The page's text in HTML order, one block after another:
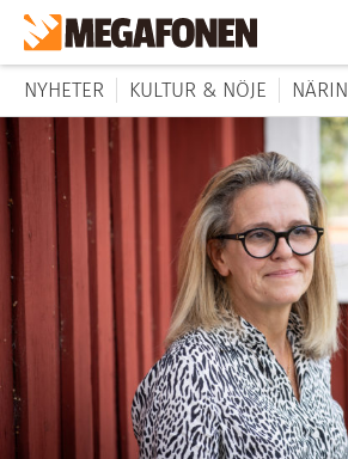
NYHETER KULTUR & NÖJE